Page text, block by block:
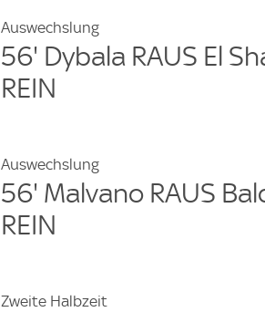
Auswechslung
56' Dybala RAUS El
REIN
Auswechslung
56' Malvano RAUS
REIN
Zweite Halbzeit